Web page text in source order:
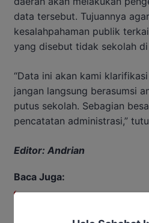
data tersebut. Tujuannya
kesalahpahaman publik
yang disebut tidak sekolah di
“Data ini akan kami
jangan langsung berasumsi
putus sekolah. Sebagian
pencatatan administrasi,”
Editor: Andrian
Baca Juga: